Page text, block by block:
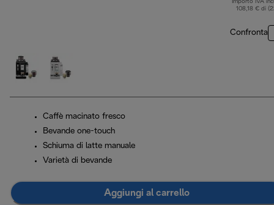
Importo IVA
108,18 € di
Confronta
Caffè macinato fresco
Bevande one-touch
Schiuma di latte manuale
Varietà di bevande
Aggiungi al carrello